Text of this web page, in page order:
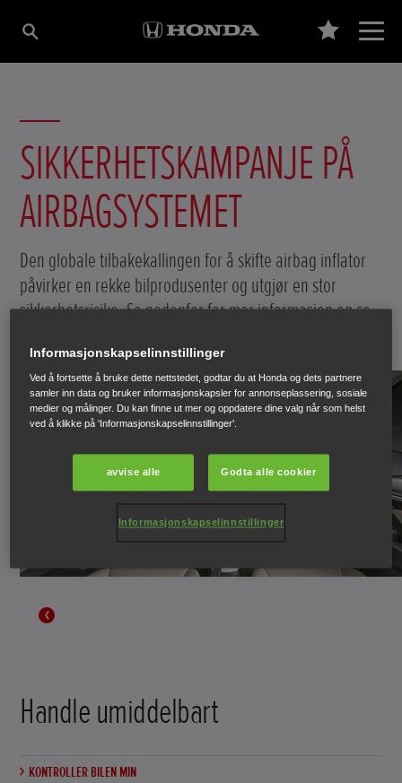
SIKKERHETSKAMPANJE PÅ
AIRBAGSYSTEMET
Den globale tilbakekallingen for å skifte airbag inflator
påvirker en rekke bilprodusenter og utgjør en stor
sikkerhetsrisiko. Se nedenfor for mer informasjon og se
Handle umiddelbart
KONTROLLER BILEN MIN
Informasjonskapselinnstillinger
Ved å fortsette å bruke dette nettstedet, godtar du at Honda og dets partnere
samler inn data og bruker informasjonskapsler for annonseplassering, sosiale
medier og målinger. Du kan finne ut mer og oppdatere dine valg når som helst
ved å klikke på 'Informasjonskapselinnstillinger'.
avvise alle Godta alle cookier
Informasjonskapselinnstillinger